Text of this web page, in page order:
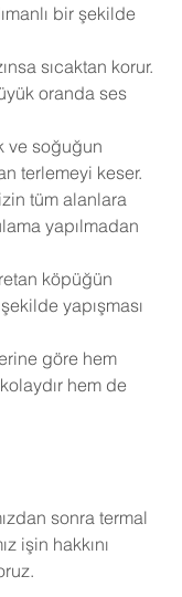
bir şekilde
sıcaktan korur.
oranda ses
ve soğuğun
terlemeyi keser.
tüm alanlara
yapılmadan
yapışması
göre hem
hem de
sonra termal
işin hakkını